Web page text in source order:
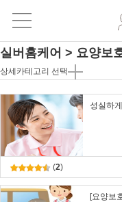
실버홈케어 > 요양보
상세카테고리 선택
성실하
(2)
[요양보